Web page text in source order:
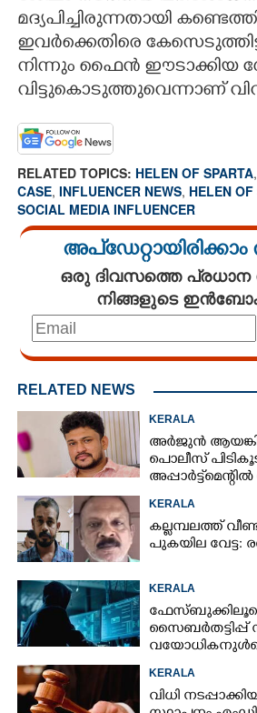
മദ്യപിച്ചിരുന്നതായി
ഇവർക്കെതിരെ
നിന്നും ഫൈൻ ഈടാക്കിയ
വിട്ടുകൊടുത്തുവെന്നാണ്
RELATED TOPICS: HELEN OF SPARTA,
CASE, INFLUENCER NEWS, HELEN
SOCIAL MEDIA INFLUENCER
ഒരു ദിവസത്തെ
നിങ്ങളുടെ
RELATED NEWS
KERALA
അർജുൻ ആയങ്കി
പൊലീസ്
KERALA
കല്ലമ്പലത്ത്
പുകയില വേട്ട:
KERALA
ഫേസ്ബുക്കിലൂടെ
സൈബർതട്ടിപ്പ്
നഷ്ടമായി
KERALA
വിധി